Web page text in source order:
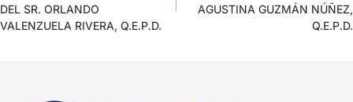
DEL SR. ORLANDO
VALENZUELA RIVERA, Q.E.P.D.
AGUSTINA GUZMÁN NÚÑEZ,
Q.E.P.D.